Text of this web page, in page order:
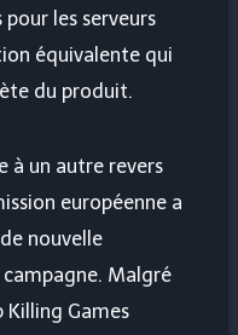
les serveurs
équivalente qui
du produit.
à un autre revers
européenne a
nouvelle
Malgré
Killing Games